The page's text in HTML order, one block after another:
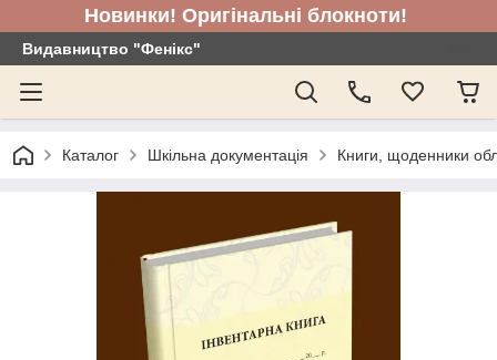
Новинки! Оригінальні блокноти!
Видавництво "Фенікс"
Каталог Шкільна документація Книги, щоденники